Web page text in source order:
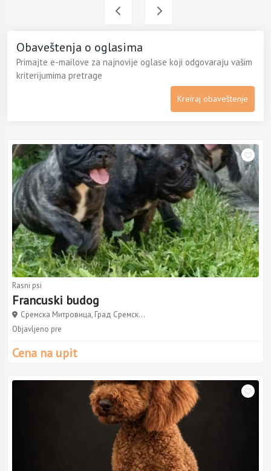
Obaveštenja o oglasima
Primajte e-mailove za najnovije oglase koji odgovaraju vašim
kriterijumima pretrage
Kreiraj obaveštenje
Rasni psi
Francuski budog
Сремска Митровица, Град Сремск...
Objavljeno pre
Cena na upit